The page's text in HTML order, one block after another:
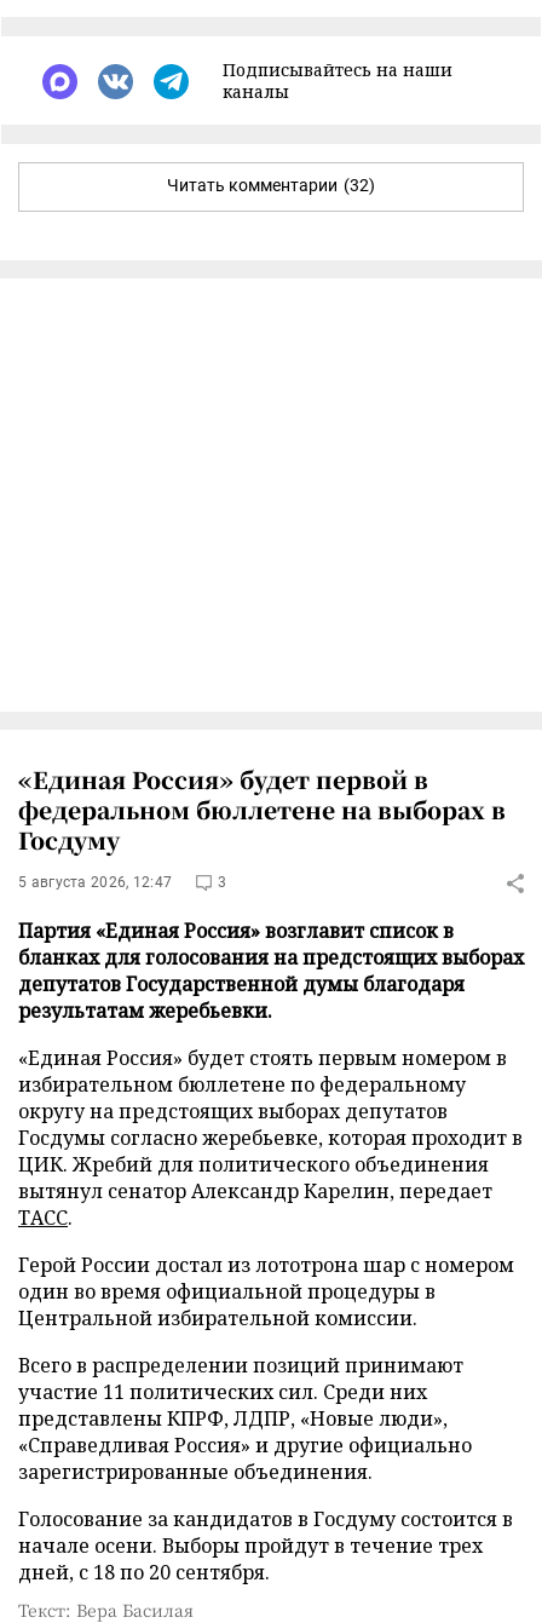
Подписывайтесь на наши
каналы
Читать комментарии (32)
«Единая Россия» будет первой в
федеральном бюллетене на выборах в
Госдуму
5 августа 2026, 12:47 3
Партия «Единая Россия» возглавит список в
бланках для голосования на предстоящих выборах
депутатов Государственной думы благодаря
результатам жеребьевки.
«Единая Россия» будет стоять первым номером в
избирательном бюллетене по федеральному
округу на предстоящих выборах депутатов
Госдумы согласно жеребьевке, которая проходит в
ЦИК. Жребий для политического объединения
вытянул сенатор Александр Карелин, передает
ТАСС.
Герой России достал из лототрона шар с номером
один во время официальной процедуры в
Центральной избирательной комиссии.
Всего в распределении позиций принимают
участие 11 политических сил. Среди них
представлены КПРФ, ЛДПР, «Новые люди»,
«Справедливая Россия» и другие официально
зарегистрированные объединения.
Голосование за кандидатов в Госдуму состоится в
начале осени. Выборы пройдут в течение трех
дней, с 18 по 20 сентября.
Текст: Вера Басилая